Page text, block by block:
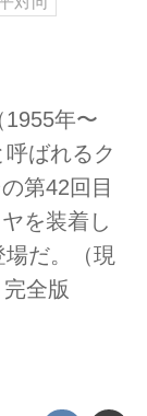
年〜
ばれるク
第42回目
を装着し
場だ。（現
全版